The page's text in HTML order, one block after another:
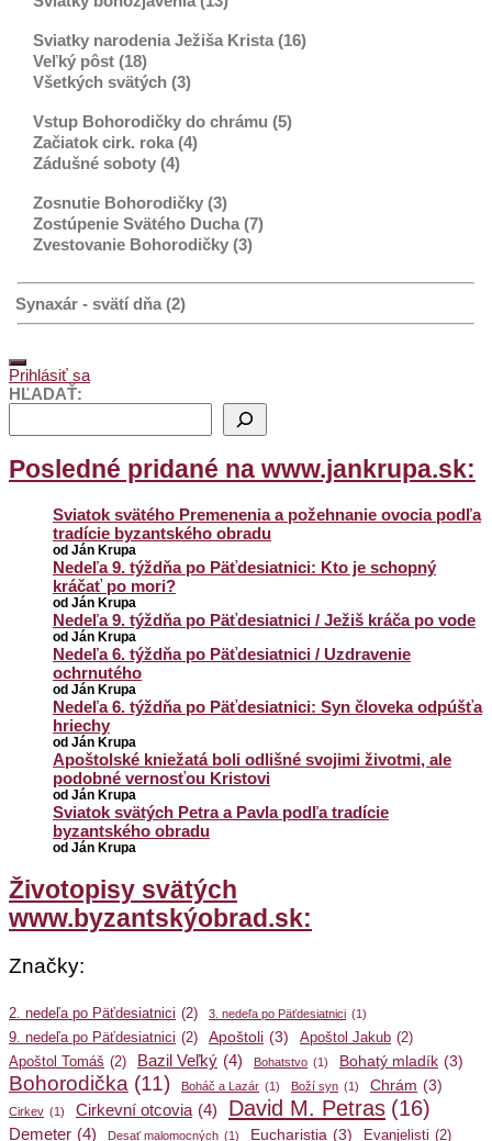
Sviatky narodenia Ježiša Krista (16)
Veľký pôst (18)
Všetkých svätých (3)
Vstup Bohorodičky do chrámu (5)
Začiatok cirk. roka (4)
Zádušné soboty (4)
Zosnutie Bohorodičky (3)
Zostúpenie Svätého Ducha (7)
Zvestovanie Bohorodičky (3)
Synaxár - svätí dňa (2)
Prihlásiť sa
HĽADAŤ:
Posledné pridané na www.jankrupa.sk:
Sviatok svätého Premenenia a požehnanie ovocia podľa
tradície byzantského obradu
od Ján Krupa
Nedeľa 9. týždňa po Päťdesiatnici: Kto je schopný
kráčať po mori?
od Ján Krupa
Nedeľa 9. týždňa po Päťdesiatnici / Ježiš kráča po vode
od Ján Krupa
Nedeľa 6. týždňa po Päťdesiatnici / Uzdravenie
ochrnutého
od Ján Krupa
Nedeľa 6. týždňa po Päťdesiatnici: Syn človeka odpúšťa
hriechy
od Ján Krupa
Apoštolské kniežatá boli odlišné svojimi životmi, ale
podobné vernosťou Kristovi
od Ján Krupa
Sviatok svätých Petra a Pavla podľa tradície
byzantského obradu
od Ján Krupa
Životopisy svätých
www.byzantskýobrad.sk:
Značky:
2. nedeľa po Päťdesiatnici (2) 3. nedeľa po Päťdesiatnici (1)
9. nedeľa po Päťdesiatnici (2) Apoštoli (3) Apoštol Jakub (2)
Apoštol Tomáš (2) Bazil Veľký (4) Bohatstvo (1) Bohatý mladík (3)
Bohorodička (11) Boháč a Lazár (1) Boží syn (1) Chrám (3)
Cirkev (1) Cirkevní otcovia (4) David M. Petras (16)
Demeter (4) Desať malomocných (1) Eucharistia (3) Evanjelisti (2)